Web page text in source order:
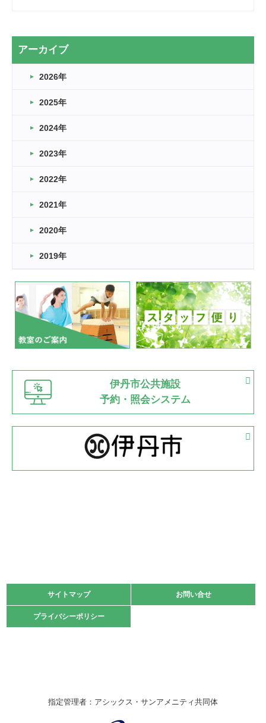
2026.03.20
なぎなた
2026.03.16
車いすバスケとRくんのお話
卒業・卒園の季節★
2026.03.11
緑ケ丘体育館
2022.11.03
緑ケ丘体育館
いたっぼーる大会☆彡
緑ケ丘体育館
2022.07.03
市内総合体育大会が開始
緑ケ丘体育館 猪名川運動広場
古池運動広場
2022.06.12
県知事杯争奪バレーボール大会が開催
緑ケ丘体育館
2022.05.05
体育協会長杯 バドミントン競技の部
2022.05.22
緑ケ丘体育館
2021.10.23
卓球選手権大会ラージボールの部開催☆
伊丹市総合体育大会 バレーボール大会が開催されました
アーカイブ
2026年
2025年
2024年
2023年
2022年
2021年
2020年
2019年
伊丹市公共施設
予約・照会システム
サイトマップ お問い合せ
プライバシーポリシー
サイトマップ お問い合せ
プライバシーポリシー
指定管理者：アシックス・サンアメニティ共同体